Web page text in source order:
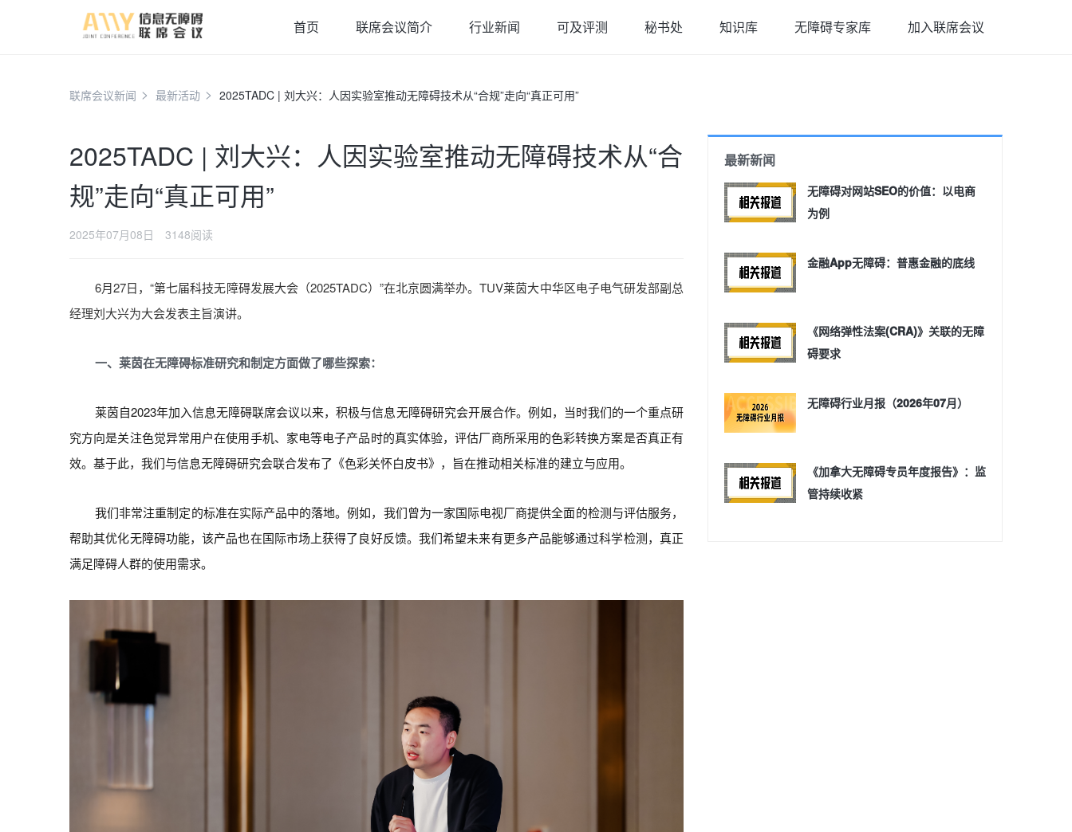
首页 联席会议简介 行业新闻 可及评测 秘书处 知识库 无障碍专家库 加入联席会议
联席会议新闻 最新活动 2025TADC | 刘大兴：人因实验室推动无障碍技术从“合规”走向“真正可用”
2025TADC | 刘大兴：人因实验室推动无障碍技术从“合
规”走向“真正可用”
2025年07月08日 3148阅读
6月27日，“第七届科技无障碍发展大会（2025TADC）”在北京圆满举办。TUV莱茵大中华区电子电气研发部副总
经理刘大兴为大会发表主旨演讲。
一、莱茵在无障碍标准研究和制定方面做了哪些探索：
莱茵自2023年加入信息无障碍联席会议以来，积极与信息无障碍研究会开展合作。例如，当时我们的一个重点研
究方向是关注色觉异常用户在使用手机、家电等电子产品时的真实体验，评估厂商所采用的色彩转换方案是否真正有
效。基于此，我们与信息无障碍研究会联合发布了《色彩关怀白皮书》，旨在推动相关标准的建立与应用。
我们非常注重制定的标准在实际产品中的落地。例如，我们曾为一家国际电视厂商提供全面的检测与评估服务，
帮助其优化无障碍功能，该产品也在国际市场上获得了良好反馈。我们希望未来有更多产品能够通过科学检测，真正
满足障碍人群的使用需求。
最新新闻
无障碍对网站SEO的价值：以电商
为例
金融App无障碍：普惠金融的底线
《网络弹性法案(CRA)》关联的无障
碍要求
无障碍行业月报（2026年07月）
《加拿大无障碍专员年度报告》：监
管持续收紧